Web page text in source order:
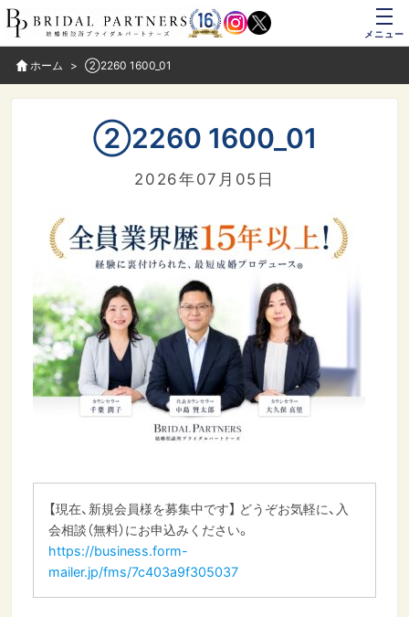
メニュー
ホーム ②2260 1600_01
②2260 1600_01
2026年07月05日
【現在、新規会員様を募集中です】 どうぞお気軽に、入
会相談（無料）にお申込みください。
https://business.form-
mailer.jp/fms/7c403a9f305037